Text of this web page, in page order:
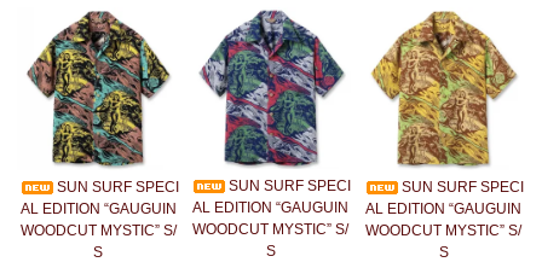
SUN SURF SPECI
AL EDITION “GAUGUIN
WOODCUT MYSTIC” S/
S
SUN SURF SPECI
AL EDITION “GAUGUIN
WOODCUT MYSTIC” S/
S
SUN SURF SPECI
AL EDITION “GAUGUIN
WOODCUT MYSTIC” S/
S